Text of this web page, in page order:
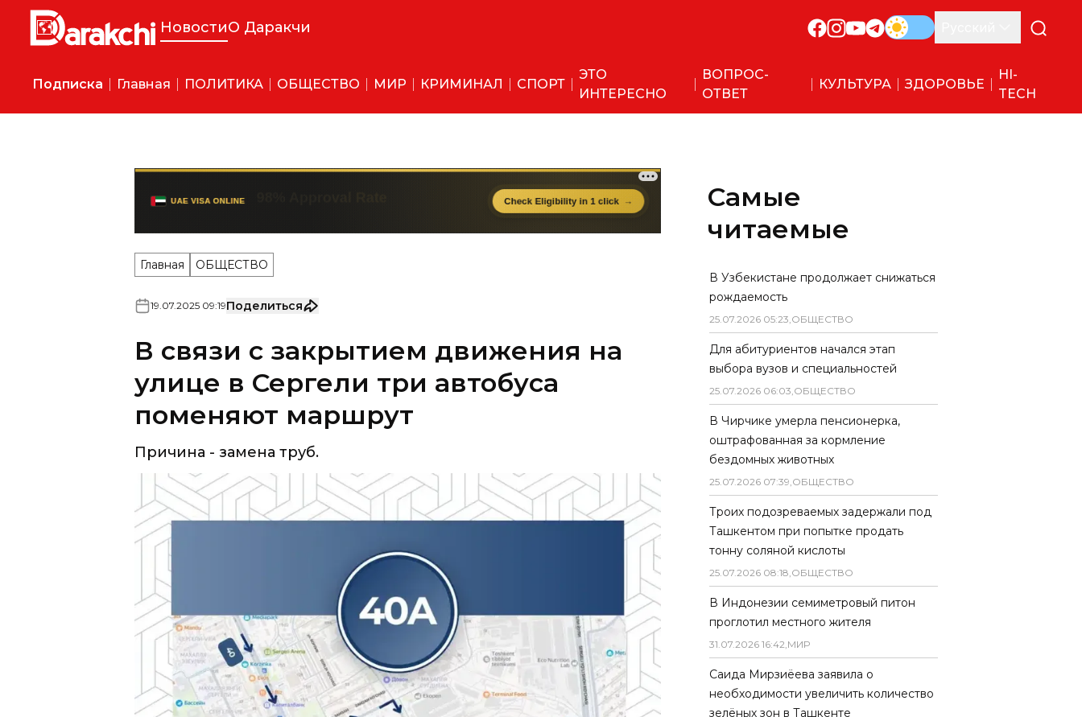
НовостиО Даракчи
Подписка Главная ПОЛИТИКА ОБЩЕСТВО МИР КРИМИНАЛ СПОРТ
ЭТО
ИНТЕРЕСНО
ВОПРОС-
ОТВЕТ
КУЛЬТУРА ЗДОРОВЬЕ
HI-
TECH
Главная ОБЩЕСТВО
В связи с закрытием движения на
улице в Сергели три автобуса
поменяют маршрут
Причина - замена труб.
Самые
читаемые
В Узбекистане продолжает снижаться
рождаемость
25.07.2026 05:23,ОБЩЕСТВО
Для абитуриентов начался этап
выбора вузов и специальностей
25.07.2026 06:03,ОБЩЕСТВО
В Чирчике умерла пенсионерка,
оштрафованная за кормление
бездомных животных
25.07.2026 07:39,ОБЩЕСТВО
Троих подозреваемых задержали под
Ташкентом при попытке продать
тонну соляной кислоты
25.07.2026 08:18,ОБЩЕСТВО
В Индонезии семиметровый питон
проглотил местного жителя
31.07.2026 16:42,МИР
Саида Мирзиёева заявила о
необходимости увеличить количество
зелёных зон в Ташкенте